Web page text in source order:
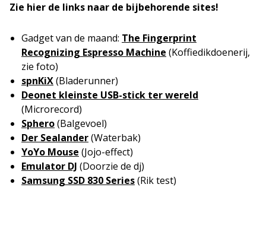
Zie hier de links naar de bijbehorende sites!
Gadget van de maand: The Fingerprint
Recognizing Espresso Machine (Koffiedikdoenerij,
zie foto)
spnKiX(Bladerunner)
Deonet kleinste USB-stick ter wereld
(Microrecord)
Sphero(Balgevoel)
Der Sealander(Waterbak)
YoYo Mouse (Jojo-effect)
Emulator DJ (Doorzie de dj)
Samsung SSD 830 Series(Rik test)